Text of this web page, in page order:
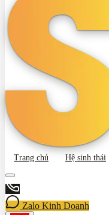
Trang chủ Hệ sinh thái
Zalo Kinh Doanh